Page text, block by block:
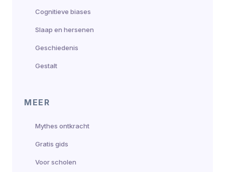
Cognitieve biases
Slaap en hersenen
Geschiedenis
Gestalt
MEER
Mythes ontkracht
Gratis gids
Voor scholen